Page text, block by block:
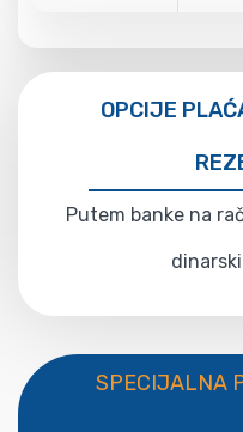
OPCIJE
Putem banke na
SPECIJALNA